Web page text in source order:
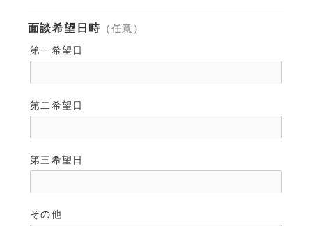
面談希望日時 （任意）
第一希望日
第二希望日
第三希望日
その他